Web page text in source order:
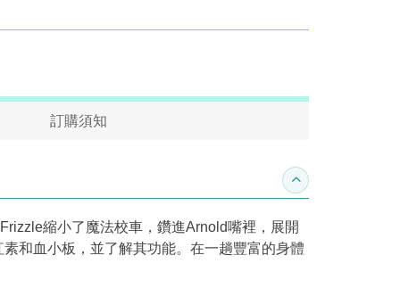
訂購須知
收合內容簡介
縮小了魔法校車，鑽進Arnold嘴裡，展開
和血小板，並了解其功能。在一趟豐富的身體